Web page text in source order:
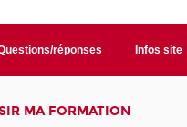
réponses Infos site
MA FORMATION